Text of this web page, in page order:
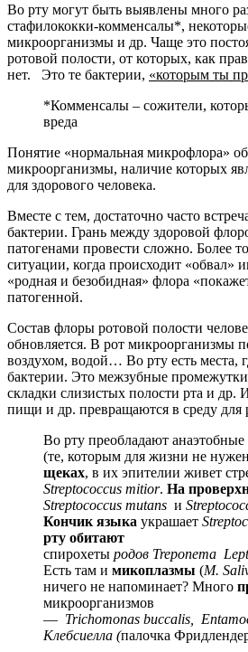
Во рту могут быть выявлены много
стафилококки-комменсалы*,
микроорганизмы и др. Чаще это
ротовой полости, от которых, как
нет. Это те бактерии, «которым ты
*Комменсалы – сожители,
вреда
Понятие «нормальная микрофлора»
микроорганизмы, наличие которых
для здорового человека.
Вместе с тем, достаточно часто
бактерии. Грань между здоровой
патогенами провести сложно. Более
ситуации, когда происходит «обвал»
«родная и безобидная» флора
патогенной.
Состав флоры ротовой полости
обновляется. В рот микроорганизмы
воздухом, водой… Во рту есть места,
бактерии. Это межзубные
складки слизистых полости рта и др.
пищи и др. превращаются в среду для
Во рту преобладают
(те, которым для жизни не
щеках, в их эпителии живет
Streptococcus mitior. На
Streptococcus mutans и
Кончик языка украшает
рту обитают
спирохеты родов Treponema
Есть там и микоплазмы (M.
ничего не напоминает? Много
микроорганизмов
— Trichomonas buccalis
Клебсиелла (палочка